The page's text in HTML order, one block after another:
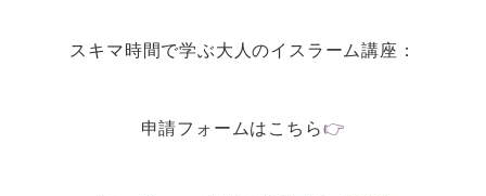
スキマ時間で学ぶ大人のイスラーム講座：
申請フォームはこちら👉